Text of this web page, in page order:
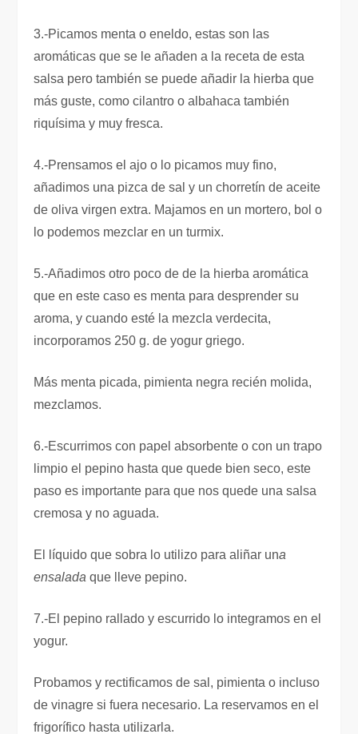
3.-Picamos menta o eneldo, estas son las
aromáticas que se le añaden a la receta de esta
salsa pero también se puede añadir la hierba que
más guste, como cilantro o albahaca también
riquísima y muy fresca.
4.-Prensamos el ajo o lo picamos muy fino,
añadimos una pizca de sal y un chorretín de aceite
de oliva virgen extra. Majamos en un mortero, bol o
lo podemos mezclar en un turmix.
5.-Añadimos otro poco de de la hierba aromática
que en este caso es menta para desprender su
aroma, y cuando esté la mezcla verdecita,
incorporamos 250 g. de yogur griego.
Más menta picada, pimienta negra recién molida,
mezclamos.
6.-Escurrimos con papel absorbente o con un trapo
limpio el pepino hasta que quede bien seco, este
paso es importante para que nos quede una salsa
cremosa y no aguada.
El líquido que sobra lo utilizo para aliñar una
ensalada que lleve pepino.
7.-El pepino rallado y escurrido lo integramos en el
yogur.
Probamos y rectificamos de sal, pimienta o incluso
de vinagre si fuera necesario. La reservamos en el
frigorífico hasta utilizarla.